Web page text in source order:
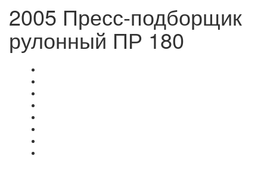
2005 Пресс-подборщик
рулонный ПР 180